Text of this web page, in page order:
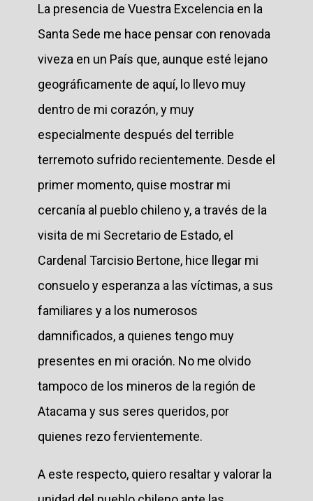
La presencia de Vuestra Excelencia en la
Santa Sede me hace pensar con renovada
viveza en un País que, aunque esté lejano
geográficamente de aquí, lo llevo muy
dentro de mi corazón, y muy
especialmente después del terrible
terremoto sufrido recientemente. Desde el
primer momento, quise mostrar mi
cercanía al pueblo chileno y, a través de la
visita de mi Secretario de Estado, el
Cardenal Tarcisio Bertone, hice llegar mi
consuelo y esperanza a las víctimas, a sus
familiares y a los numerosos
damnificados, a quienes tengo muy
presentes en mi oración. No me olvido
tampoco de los mineros de la región de
Atacama y sus seres queridos, por
quienes rezo fervientemente.
A este respecto, quiero resaltar y valorar la